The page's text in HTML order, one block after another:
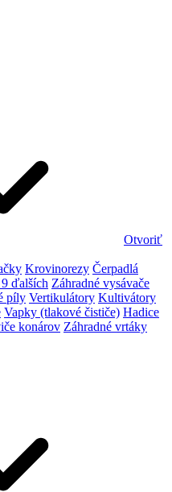
Otvoriť
Krovinorezy Čerpadlá
ďalších Záhradné vysávače
píly Vertikulátory Kultivátory
Vapky (tlakové čističe) Hadice
konárov Záhradné vrtáky